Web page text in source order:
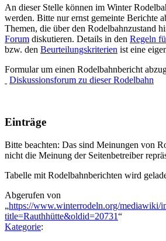
An dieser Stelle können im Winter
werden. Bitte nur ernst gemeinte Berichte
Themen, die über den Rodelbahnzustand
Forum diskutieren. Details in den Regeln
bzw. den Beurteilungskriterien ist eine
Formular um einen Rodelbahnbericht
Diskussionsforum zu dieser Rodelbahn
Einträge
Bitte beachten: Das sind Meinungen von
nicht die Meinung der Seitenbetreiber
Tabelle mit Rodelbahnberichten wird
Abgerufen von
„https://www.winterrodeln.org/mediawiki/
title=Rauthhütte&oldid=20731“
Kategorie: